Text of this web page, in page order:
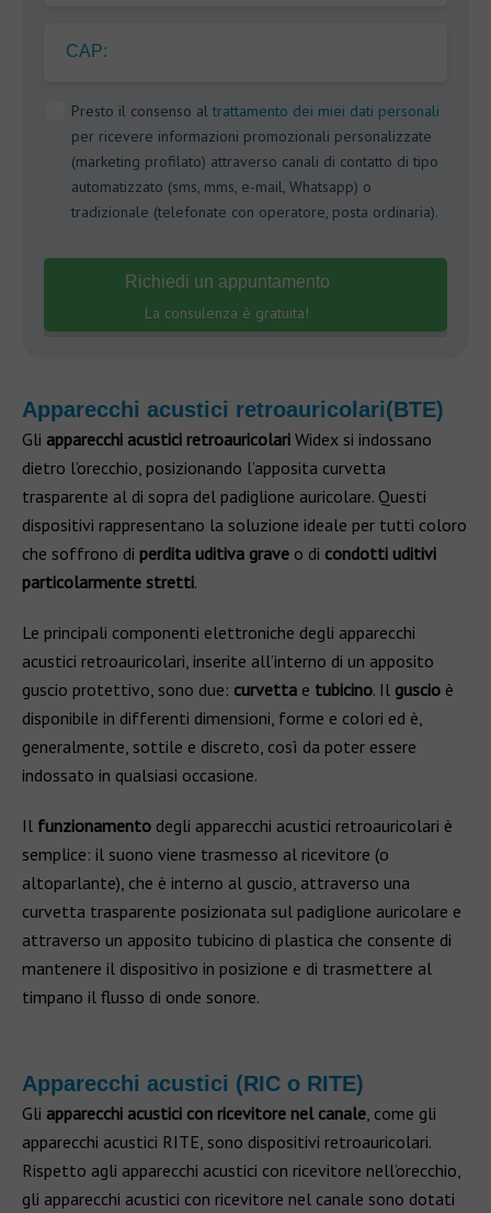
CAP:
Presto il consenso al trattamento dei miei dati personali
per ricevere informazioni promozionali personalizzate
(marketing profilato) attraverso canali di contatto di tipo
automatizzato (sms, mms, e-mail, Whatsapp) o
tradizionale (telefonate con operatore, posta ordinaria).
Richiedi un appuntamento
La consulenza è gratuita!
Apparecchi acustici retroauricolari(BTE)
Gli apparecchi acustici retroauricolari Widex si indossano
dietro l’orecchio, posizionando l’apposita curvetta
trasparente al di sopra del padiglione auricolare. Questi
dispositivi rappresentano la soluzione ideale per tutti coloro
che soffrono di perdita uditiva grave o di condotti uditivi
particolarmente stretti.
Le principali componenti elettroniche degli apparecchi
acustici retroauricolari, inserite all’interno di un apposito
guscio protettivo, sono due: curvetta e tubicino. Il guscio è
disponibile in differenti dimensioni, forme e colori ed è,
generalmente, sottile e discreto, così da poter essere
indossato in qualsiasi occasione.
Il funzionamento degli apparecchi acustici retroauricolari è
semplice: il suono viene trasmesso al ricevitore (o
altoparlante), che è interno al guscio, attraverso una
curvetta trasparente posizionata sul padiglione auricolare e
attraverso un apposito tubicino di plastica che consente di
mantenere il dispositivo in posizione e di trasmettere al
timpano il flusso di onde sonore.
Apparecchi acustici (RIC o RITE)
Gli apparecchi acustici con ricevitore nel canale, come gli
apparecchi acustici RITE, sono dispositivi retroauricolari.
Rispetto agli apparecchi acustici con ricevitore nell’orecchio,
gli apparecchi acustici con ricevitore nel canale sono dotati